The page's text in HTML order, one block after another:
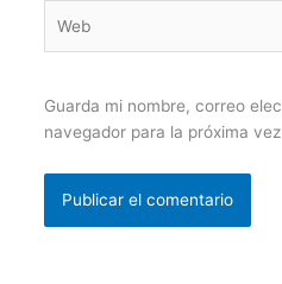
Guarda mi nombre, correo
navegador para la próxima